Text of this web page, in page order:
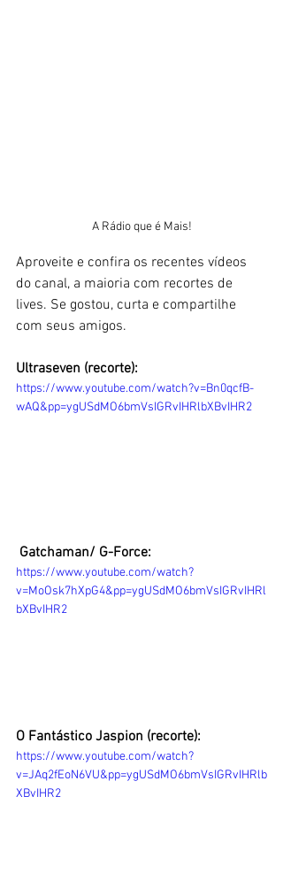
A Rádio que é Mais!
Aproveite e confira os recentes vídeos
do canal, a maioria com recortes de
lives. Se gostou, curta e compartilhe
com seus amigos.
Ultraseven (recorte):
https://www.youtube.com/watch?v=Bn0qcfB-
wAQ&pp=ygUSdMO6bmVsIGRvIHRlbXBvIHR2
Gatchaman/ G-Force:
https://www.youtube.com/watch?
v=MoOsk7hXpG4&pp=ygUSdMO6bmVsIGRvIHRl
bXBvIHR2
O Fantástico Jaspion (recorte):
https://www.youtube.com/watch?
v=JAq2fEoN6VU&pp=ygUSdMO6bmVsIGRvIHRlb
XBvIHR2